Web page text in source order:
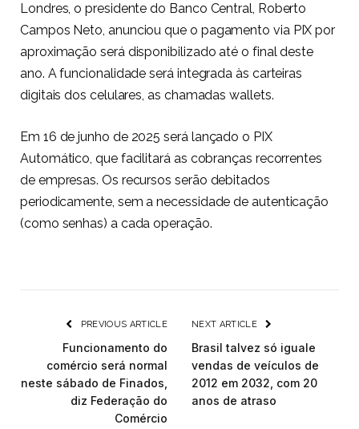
Londres, o presidente do Banco Central, Roberto
Campos Neto, anunciou que o pagamento via PIX por
aproximação será disponibilizado até o final deste
ano. A funcionalidade será integrada às carteiras
digitais dos celulares, as chamadas wallets.
Em 16 de junho de 2025 será lançado o PIX
Automático, que facilitará as cobranças recorrentes
de empresas. Os recursos serão debitados
periodicamente, sem a necessidade de autenticação
(como senhas) a cada operação.
PREVIOUS ARTICLE
Funcionamento do
comércio será normal
neste sábado de Finados,
diz Federação do
Comércio
NEXT ARTICLE
Brasil talvez só iguale
vendas de veículos de
2012 em 2032, com 20
anos de atraso